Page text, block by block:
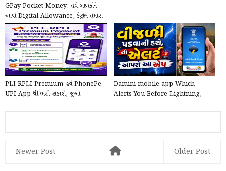
GPay Pocket Money: હવે બાળકોને
આપો Digital Allowance, કંટ્રોલ તમારા
હાથમાં!
PLI-RPLI Premium હવે PhonePe
UPI App થી ભરી શકાશે, જુઓ
Damini mobile app Which
Alerts You Before Lightning,
Newer Post Older Post